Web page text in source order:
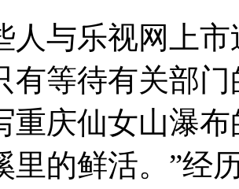
人与乐视网上
有等待有关部
重庆仙女山瀑
里的鲜活。”经